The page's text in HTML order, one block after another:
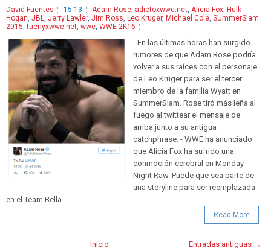
David Fuentes 15:13 Adam Rose adictoxwwe.net Alicia Fox Hulk
Hogan JBL Jerry Lawler, Jim Ross Leo Kruger, Michael Cole SUmmerSlam
2015 ,tuenyxwwe.net wwe WWE 2K16
- En las últimas horas han surgido
rumores de que Adam Rose podría
volver a sus raíces con el personaje
de Leo Kruger para ser el tercer
miembro de la familia Wyatt en
SummerSlam. Rose tiró más leña al
fuego al twittear el mensaje de
arriba junto a su antigua
catchphrase. - WWE ha anunciado
que Alicia Fox ha sufrido una
conmoción cerebral en Monday
Night Raw. Puede que sea parte de
una storyline para ser reemplazada
en el Team Bella...
Read More
Entradas antiguas →
Inicio